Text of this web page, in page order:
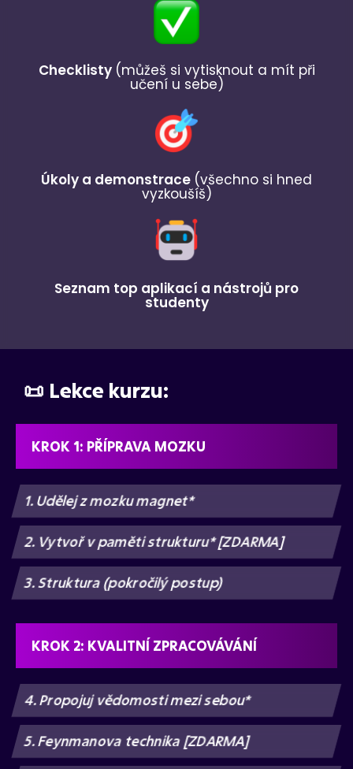
Checklisty (můžeš si vytisknout a mít při
učení u sebe)
Úkoly a demonstrace (všechno si hned
vyzkoušíš)
Seznam top aplikací a nástrojů pro
studenty
📜 Lekce kurzu:
KROK 1: PŘÍPRAVA MOZKU
1. Udělej z mozku magnet*
2. Vytvoř v paměti strukturu* [ZDARMA]
3. Struktura (pokročilý postup)
KROK 2: KVALITNÍ ZPRACOVÁVÁNÍ
4. Propojuj vědomosti mezi sebou*
5. Feynmanova technika [ZDARMA]